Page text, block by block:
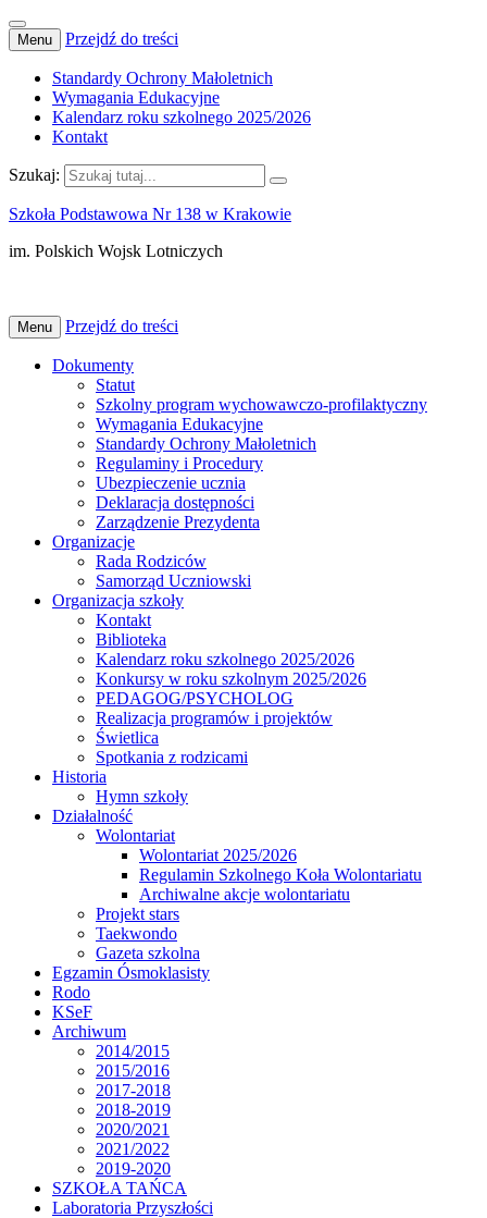
Menu Przejdź do treści
Standardy Ochrony Małoletnich
Wymagania Edukacyjne
Kalendarz roku szkolnego 2025/2026
Kontakt
Szukaj:
Szkoła Podstawowa Nr 138 w Krakowie
im. Polskich Wojsk Lotniczych
Menu Przejdź do treści
Dokumenty
Statut
Szkolny program wychowawczo-profilaktyczny
Wymagania Edukacyjne
Standardy Ochrony Małoletnich
Regulaminy i Procedury
Ubezpieczenie ucznia
Deklaracja dostępności
Zarządzenie Prezydenta
Organizacje
Rada Rodziców
Samorząd Uczniowski
Organizacja szkoły
Kontakt
Biblioteka
Kalendarz roku szkolnego 2025/2026
Konkursy w roku szkolnym 2025/2026
PEDAGOG/PSYCHOLOG
Realizacja programów i projektów
Świetlica
Spotkania z rodzicami
Historia
Hymn szkoły
Działalność
Wolontariat
Wolontariat 2025/2026
Regulamin Szkolnego Koła Wolontariatu
Archiwalne akcje wolontariatu
Projekt stars
Taekwondo
Gazeta szkolna
Egzamin Ósmoklasisty
Rodo
KSeF
Archiwum
2014/2015
2015/2016
2017-2018
2018-2019
2020/2021
2021/2022
2019-2020
SZKOŁA TAŃCA
Laboratoria Przyszłości